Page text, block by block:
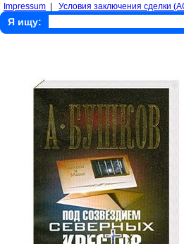
Impressum Условия заключения сделки
Я ищу: